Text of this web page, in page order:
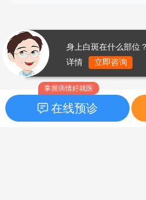
掌握病情好就医
在线预诊
身上白斑在什么部位
详情
立即咨询